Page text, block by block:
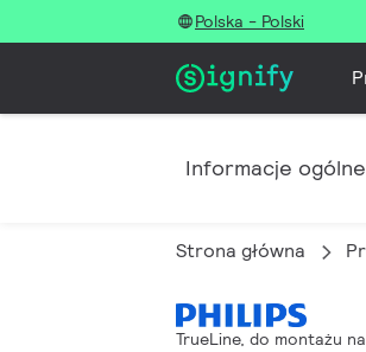
Polska - Polski
Informacje ogólne
Strona główna
TrueLine, do montażu